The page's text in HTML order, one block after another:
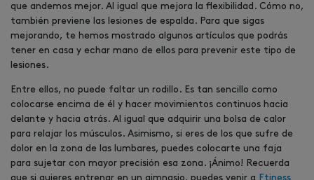
que andemos mejor. Al igual que mejora la flexibilidad. Cómo no,
también previene las lesiones de espalda. Para que sigas
mejorando, te hemos mostrado algunos artículos que podrás
tener en casa y echar mano de ellos para prevenir este tipo de
lesiones.
Entre ellos, no puede faltar un rodillo. Es tan sencillo como
colocarse encima de él y hacer movimientos continuos hacia
delante y hacia atrás. Al igual que adquirir una bolsa de calor
para relajar los músculos. Asimismo, si eres de los que sufre de
dolor en la zona de las lumbares, puedes colocarte una faja
para sujetar con mayor precisión esa zona. ¡Ánimo! Recuerda
que si quieres entrenar en un gimnasio, puedes venir a
Ftiness